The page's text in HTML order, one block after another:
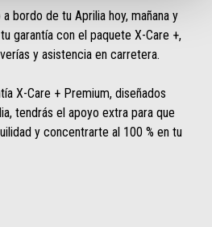
bordo de tu Aprilia hoy, mañana y
garantía con el paquete X-Care +,
y asistencia en carretera.
X-Care + Premium, diseñados
tendrás el apoyo extra para que
y concentrarte al 100 % en tu